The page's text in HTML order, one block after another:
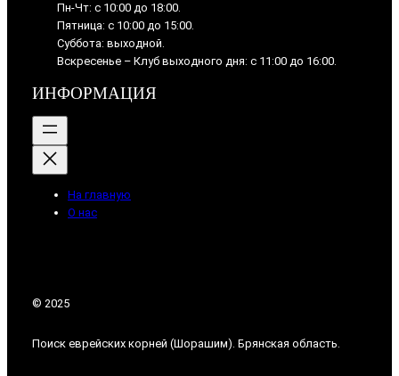
Пн-Чт: с 10:00 до 18:00.
Пятница: с 10:00 до 15:00.
Суббота: выходной.
Вскресенье – Клуб выходного дня: с 11:00 до 16:00.
ИНФОРМАЦИЯ
На главную
О нас
© 2025
Поиск еврейских корней (Шорашим). Брянская область.